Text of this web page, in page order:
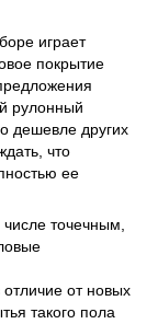
играет
покрытие
рулонный
дешевле других
что
ее
точечным,
от новых
такого пола